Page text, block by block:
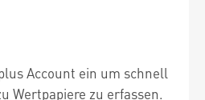
Account ein um schnell
Wertpapiere zu erfassen.